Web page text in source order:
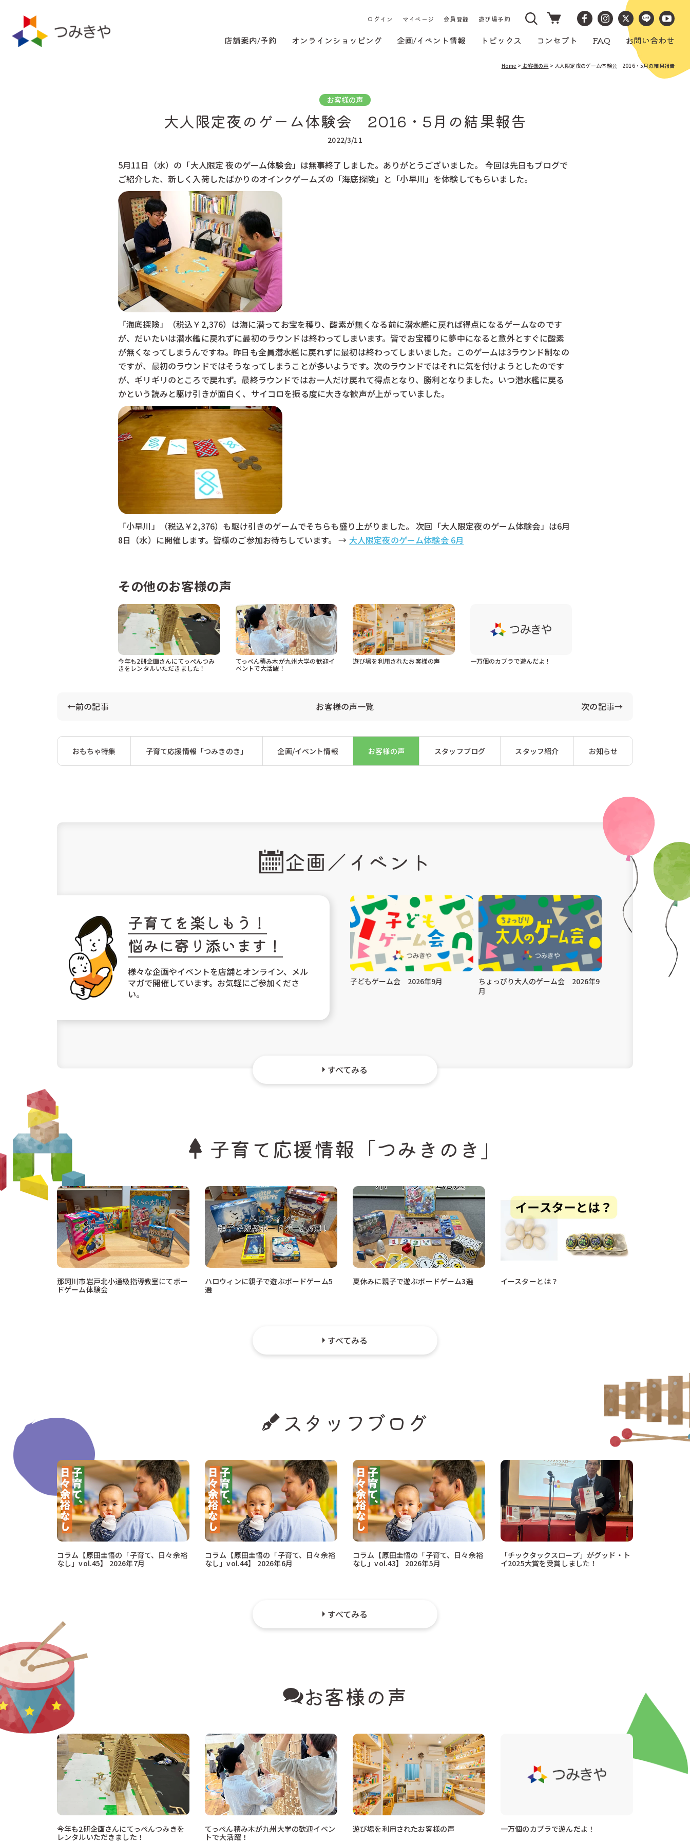
進む
ログイン マイページ 会員登録 遊び場予約
ー
ト
店舗案内/予約 オンラインショッピング 企画/イベント情報 トピックス コンセプト FAQ お問い合わせ
Home > お客様の声 > 大人限定夜のゲーム体験会 2016・5月の結果報告
お客様の声
大人限定夜のゲーム体験会 2016・5月の結果報告
2022/3/11
5月11日（水）の「大人限定 夜のゲーム体験会」は無事終了しました。ありがとうございました。 今回は先日もブログで
ご紹介した、新しく入荷したばかりのオインクゲームズの「海底探険」と「小早川」を体験してもらいました。
「海底探険」（税込￥2,376）は海に潜ってお宝を穫り、酸素が無くなる前に潜水艦に戻れば得点になるゲームなのです
が、だいたいは潜水艦に戻れずに最初のラウンドは終わってしまいます。皆でお宝穫りに夢中になると意外とすぐに酸素
が無くなってしまうんですね。昨日も全員潜水艦に戻れずに最初は終わってしまいました。このゲームは3ラウンド制なの
ですが、最初のラウンドではそうなってしまうことが多いようです。次のラウンドではそれに気を付けようとしたのです
が、ギリギリのところで戻れず。最終ラウンドではお一人だけ戻れて得点となり、勝利となりました。いつ潜水艦に戻る
かという読みと駆け引きが面白く、サイコロを振る度に大きな歓声が上がっていました。
「小早川」（税込￥2,376）も駆け引きのゲームでそちらも盛り上がりました。 次回「大人限定夜のゲーム体験会」は6月
8日（水）に開催します。皆様のご参加お待ちしています。 → 大人限定夜のゲーム体験会 6月
その他のお客様の声
今年も2研企画さんにてっぺんつみ
きをレンタルいただきました！
てっぺん積み木が九州大学の歓迎イ
ベントで大活躍！
遊び場を利用されたお客様の声 一万個のカプラで遊んだよ！
←前の記事 お客様の声一覧 次の記事→
おもちゃ特集 子育て応援情報「つみきのき」 企画/イベント情報 お客様の声 スタッフブログ スタッフ紹介 お知らせ
企画／イベント
子育てを楽しもう！
悩みに寄り添います！
様々な企画やイベントを店舗とオンライン、メル
マガで開催しています。お気軽にご参加くださ
い。
子どもゲーム会 2026年9月
ちょっぴり大人のゲーム会 2026年9
月
すべてみる
子育て応援情報 「つみきのき」
那珂川市岩戸北小通級指導教室にてボー
ドゲーム体験会
ハロウィンに親子で遊ぶボードゲーム5
選
夏休みに親子で遊ぶボードゲーム3選 イースターとは？
すべてみる
スタッフブログ
コラム【原田圭悟の「子育て、日々余裕
なし」vol.45】 2026年7月
コラム【原田圭悟の「子育て、日々余裕
なし」vol.44】 2026年6月
コラム【原田圭悟の「子育て、日々余裕
なし」vol.43】 2026年5月
「チックタックスロープ」がグッド・ト
イ2025大賞を受賞しました！
すべてみる
お客様の声
今年も2研企画さんにてっぺんつみきを
レンタルいただきました！
てっぺん積み木が九州大学の歓迎イベン
トで大活躍！
遊び場を利用されたお客様の声 一万個のカプラで遊んだよ！